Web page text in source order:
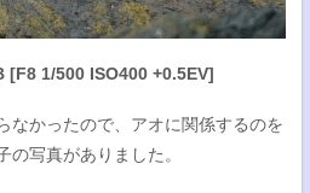
1/500 ISO400 +0.5EV]
なかったので、アオに関係するのを
写真がありました。